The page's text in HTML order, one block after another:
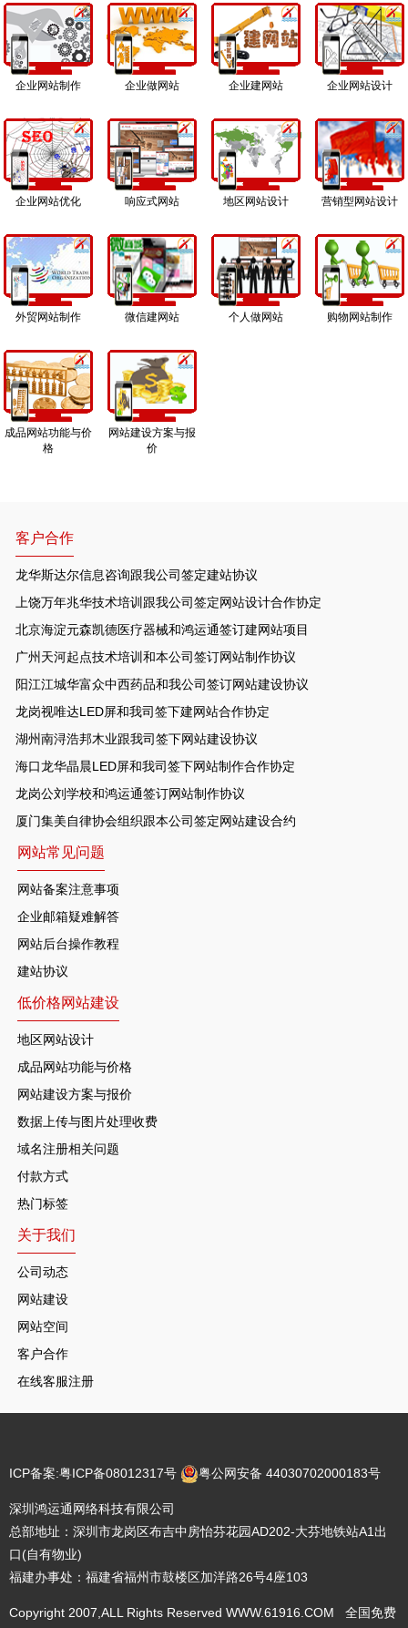
企业网站制作 企业做网站 企业建网站 企业网站设计
企业网站优化 响应式网站 地区网站设计 营销型网站设计
外贸网站制作 微信建网站 个人做网站 购物网站制作
成品网站功能与价
格
网站建设方案与报
价
客户合作
龙华斯达尔信息咨询跟我公司签定建站协议
上饶万年兆华技术培训跟我公司签定网站设计合作协定
北京海淀元森凯德医疗器械和鸿运通签订建网站项目
广州天河起点技术培训和本公司签订网站制作协议
阳江江城华富众中西药品和我公司签订网站建设协议
龙岗视唯达LED屏和我司签下建网站合作协定
湖州南浔浩邦木业跟我司签下网站建设协议
海口龙华晶晨LED屏和我司签下网站制作合作协定
龙岗公刘学校和鸿运通签订网站制作协议
厦门集美自律协会组织跟本公司签定网站建设合约
网站常见问题
网站备案注意事项
企业邮箱疑难解答
网站后台操作教程
建站协议
低价格网站建设
地区网站设计
成品网站功能与价格
网站建设方案与报价
数据上传与图片处理收费
域名注册相关问题
付款方式
热门标签
关于我们
公司动态
网站建设
网站空间
客户合作
在线客服注册
ICP备案:粤ICP备08012317号 粤公网安备 44030702000183号
深圳鸿运通网络科技有限公司
总部地址：深圳市龙岗区布吉中房怡芬花园AD202-大芬地铁站A1出
口(自有物业)
福建办事处：福建省福州市鼓楼区加洋路26号4座103
Copyright 2007,ALL Rights Reserved WWW.61916.COM 全国免费